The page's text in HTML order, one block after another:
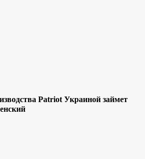
Patriot Украиной займет